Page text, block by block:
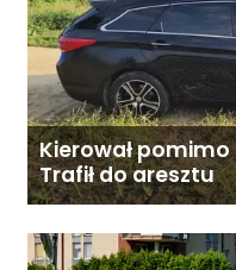
Kierował
Trafił do aresztu